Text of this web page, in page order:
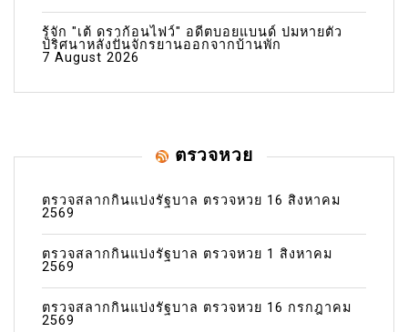
รู้จัก "เต้ ดราก้อนไฟว์" อดีตบอยแบนด์ ปมหายตัว
ปริศนาหลังปั่นจักรยานออกจากบ้านพัก
7 August 2026
ตรวจหวย
ตรวจสลากกินแบ่งรัฐบาล ตรวจหวย 16 สิงหาคม
2569
ตรวจสลากกินแบ่งรัฐบาล ตรวจหวย 1 สิงหาคม
2569
ตรวจสลากกินแบ่งรัฐบาล ตรวจหวย 16 กรกฎาคม
2569